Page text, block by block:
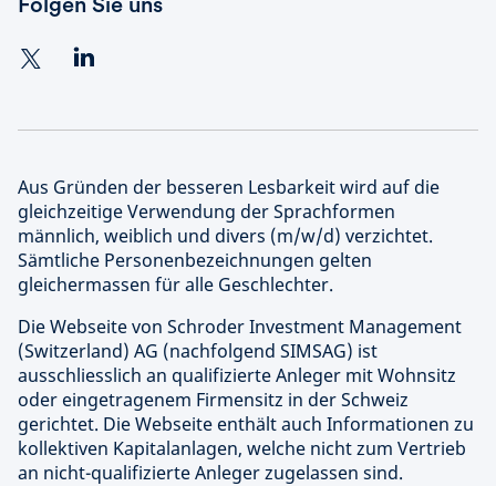
Aus Gründen der besseren Lesbarkeit wird auf die
gleichzeitige Verwendung der Sprachformen
männlich, weiblich und divers (m/w/d) verzichtet.
Sämtliche Personenbezeichnungen gelten
gleichermassen für alle Geschlechter.
Die Webseite von Schroder Investment Management
(Switzerland) AG (nachfolgend SIMSAG) ist
ausschliesslich an qualifizierte Anleger mit Wohnsitz
oder eingetragenem Firmensitz in der Schweiz
gerichtet. Die Webseite enthält auch Informationen zu
kollektiven Kapitalanlagen, welche nicht zum Vertrieb
an nicht-qualifizierte Anleger zugelassen sind.